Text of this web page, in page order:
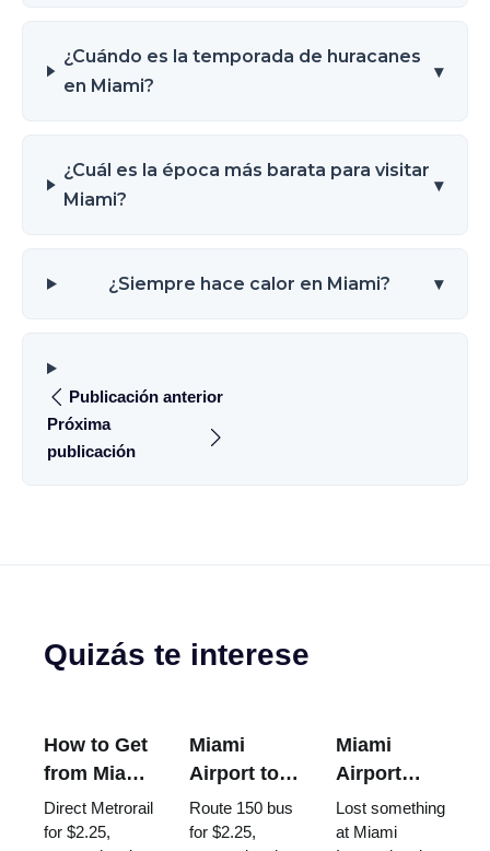
¿Cuándo es la temporada de huracanes
en Miami?
▾
¿Cuál es la época más barata para visitar
Miami?
▾
¿Siempre hace calor en Miami? ▾
Publicación anterior
Próxima
publicación
Quizás te interese
How to Get
from Miami
Airport to
Brickell
Direct Metrorail
for $2.25,
Miami
Airport to
South
Beach: Bus
Route 150 bus
for $2.25,
Miami
Airport
Lost and
Found:
Lost something
at Miami